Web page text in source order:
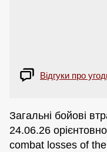
Відгуки про
Загальні бойові
24.06.26
combat losses of